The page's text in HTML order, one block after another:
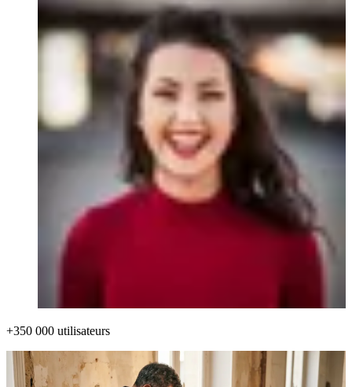
+350 000 utilisateurs